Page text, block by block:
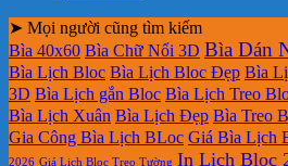
➤ Mọi người cũng tìm kiếm
Bìa 40x60 Bìa Chữ Nổi 3D Bìa Dán
Bìa Lịch Bloc Bìa Lịch Bloc Đẹp Bìa
3D Bìa Lịch gắn Bloc Bìa Lịch Treo
Bìa Lịch Xuân Bìa Lịch Đẹp Bìa Treo
Gia Công Bìa Lịch BLoc Giá Bìa Lịch
2026 Giá Lịch Bloc Treo Tường In Lịch Bloc